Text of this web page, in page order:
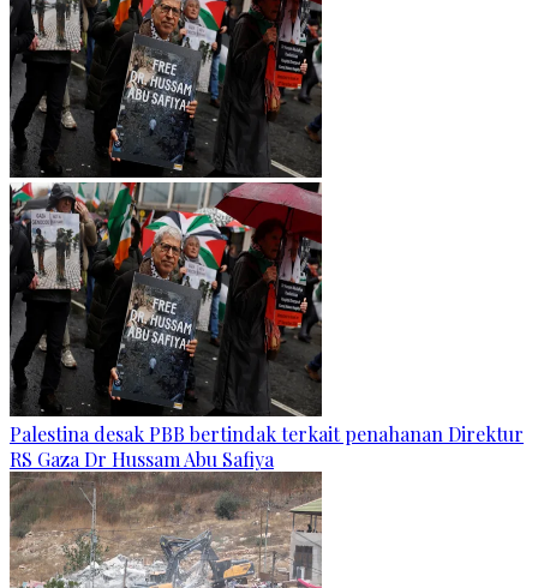
Palestina desak PBB bertindak terkait penahanan Direktur
RS Gaza Dr Hussam Abu Safiya